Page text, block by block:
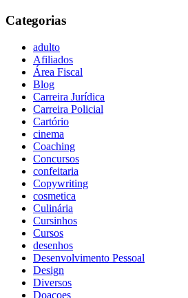
Categorias
adulto
Afiliados
Área Fiscal
Blog
Carreira Jurídica
Carreira Policial
Cartório
cinema
Coaching
Concursos
confeitaria
Copywriting
cosmetica
Culinária
Cursinhos
Cursos
desenhos
Desenvolvimento Pessoal
Design
Diversos
Doaçoes